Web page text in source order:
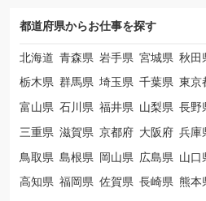
都道府県からお仕事を探す
北海道 青森県 岩手県 宮城県 秋田
栃木県 群馬県 埼玉県 千葉県 東京
富山県 石川県 福井県 山梨県 長野
三重県 滋賀県 京都府 大阪府 兵庫
鳥取県 島根県 岡山県 広島県 山口
高知県 福岡県 佐賀県 長崎県 熊本